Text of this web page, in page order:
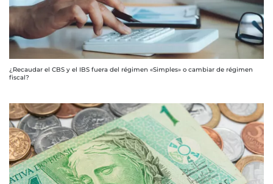
¿Recaudar el CBS y el IBS fuera del régimen «Simples» o cambiar de régimen
fiscal?